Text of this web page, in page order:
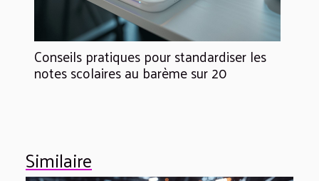
Conseils pratiques pour standardiser les
notes scolaires au barème sur 20
Similaire